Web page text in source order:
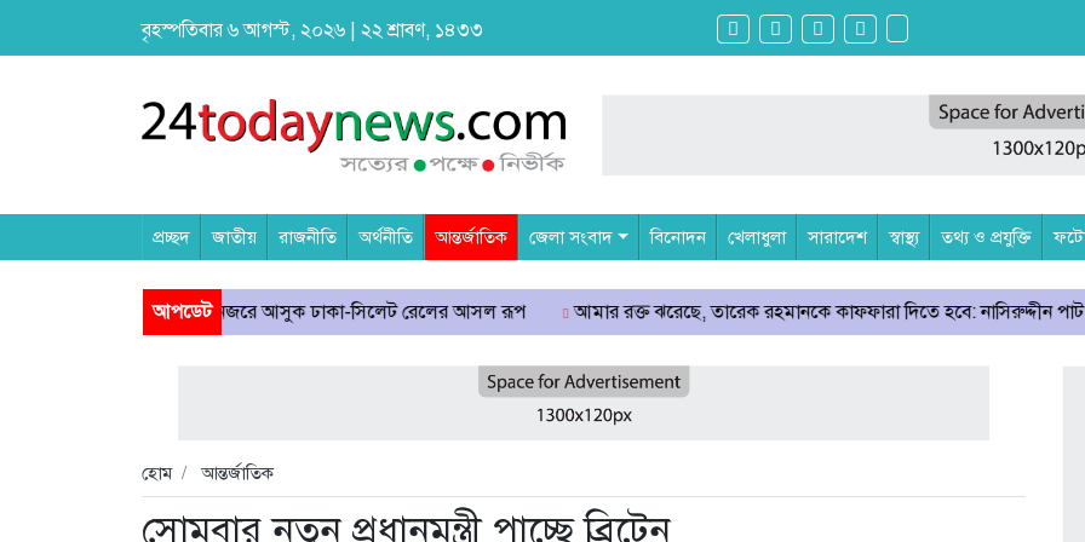
বৃহস্পতিবার ৬ আগস্ট, ২০২৬ | ২২ শ্রাবণ, ১৪৩৩
প্রচ্ছদ জাতীয় রাজনীতি অর্থনীতি আন্তর্জাতিক জেলা সংবাদ বিনোদন খেলাধুলা সারাদেশ স্বাস্থ্য তথ্য ও প্রযুক্তি
আপডেট
মন্ত্রীর নজরে আসুক ঢাকা-সিলেট রেলের আসল রূপ আমার রক্ত ঝরেছে, তারেক রহমানকে কাফফারা দিতে হবে: নাসিরুদ্দীন পাটওয়ারী
হোম আন্তর্জাতিক
সোমবার নতুন প্রধানমন্ত্রী পাচ্ছে ব্রিটেন